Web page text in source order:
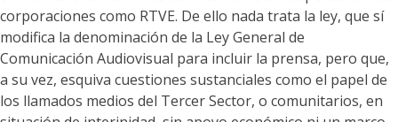
corporaciones como RTVE. De ello nada trata la ley, que sí
modifica la denominación de la Ley General de
Comunicación Audiovisual para incluir la prensa, pero que,
a su vez, esquiva cuestiones sustanciales como el papel de
los llamados medios del Tercer Sector, o comunitarios, en